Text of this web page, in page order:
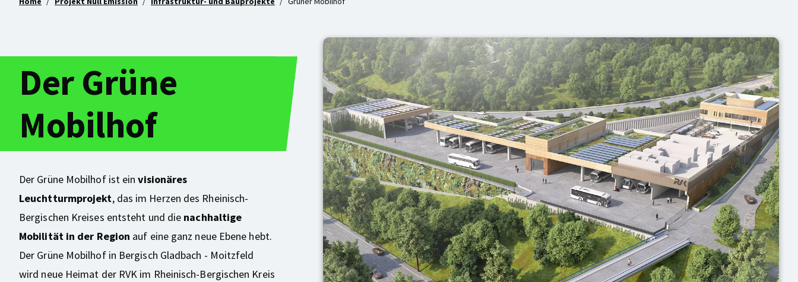
Der Grüne
Mobilhof
Der Grüne Mobilhof ist einvisionäres
Leuchtturmprojekt, das im Herzen des Rheinisch-
Bergischen Kreises entsteht und die nachhaltige
Mobilität in der Region auf eine ganz neue Ebene hebt.
Der Grüne Mobilhof in Bergisch Gladbach - Moitzfeld
wird neue Heimat der RVK im Rheinisch-Bergischen Kreis